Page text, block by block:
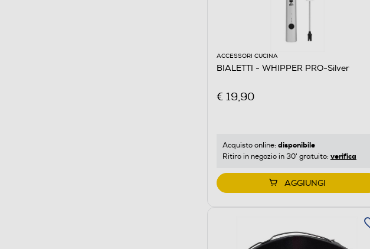
ACCESSORI CUCINA
BIALETTI - WHIPPER PRO-Silver
€ 19,90
Acquisto online: disponibile
Ritiro in negozio in 30' gratuito: verifica
AGGIUNGI